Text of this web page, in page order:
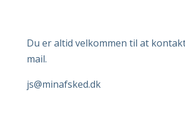
Du er altid velkommen til at
mail.
js@minafsked.dk